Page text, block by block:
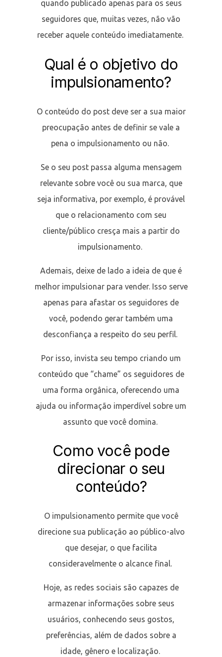
quando publicado apenas para os seus
seguidores que, muitas vezes, não vão
receber aquele conteúdo imediatamente.
Qual é o objetivo do
impulsionamento?
O conteúdo do post deve ser a sua maior
preocupação antes de definir se vale a
pena o impulsionamento ou não.
Se o seu post passa alguma mensagem
relevante sobre você ou sua marca, que
seja informativa, por exemplo, é provável
que o relacionamento com seu
cliente/público cresça mais a partir do
impulsionamento.
Ademais, deixe de lado a ideia de que é
melhor impulsionar para vender. Isso serve
apenas para afastar os seguidores de
você, podendo gerar também uma
desconfiança a respeito do seu perfil.
Por isso, invista seu tempo criando um
conteúdo que “chame” os seguidores de
uma forma orgânica, oferecendo uma
ajuda ou informação imperdível sobre um
assunto que você domina.
Como você pode
direcionar o seu
conteúdo?
O impulsionamento permite que você
direcione sua publicação ao público-alvo
que desejar, o que facilita
consideravelmente o alcance final.
Hoje, as redes sociais são capazes de
armazenar informações sobre seus
usuários, conhecendo seus gostos,
preferências, além de dados sobre a
idade, gênero e localização.